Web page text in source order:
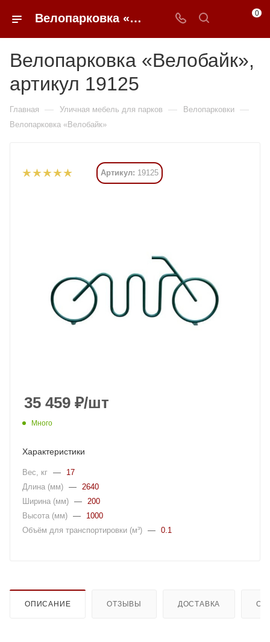
Велопарковка «Велобайк» купить в Москве от 32 235 ₽ - 0FFER 0
Велопарковка «Велобайк»,
артикул 19125
Главная — Уличная мебель для парков — Велопарковки —
Велопарковка «Велобайк»
Артикул: 19125
35 459 ₽/шт
Много
Характеристики
Вес, кг —
17
Длина (мм) —
2640
Ширина (мм) —
200
Высота (мм) —
1000
Объём для транспортировки (м³) — 0.1
ОПИСАНИЕ ОТЗЫВЫ ДОСТАВКА